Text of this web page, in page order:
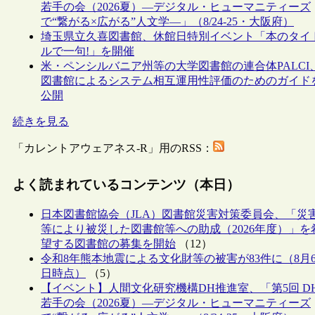
若手の会（2026夏）―デジタル・ヒューマニティーズ
で“繋がる×広がる”人文学―」（8/24-25・大阪府）
埼玉県立久喜図書館、休館日特別イベント「本のタイ
ルで一句!」を開催
米・ペンシルバニア州等の大学図書館の連合体PALCI、
図書館によるシステム相互運用性評価のためのガイド
公開
続きを見る
「カレントアウェアネス-R」用のRSS：
よく読まれているコンテンツ（本日）
日本図書館協会（JLA）図書館災害対策委員会、「災
等により被災した図書館等への助成（2026年度）」を
望する図書館の募集を開始 （12）
令和8年熊本地震による文化財等の被害が83件に（8月
日時点）
（5）
【イベント】人間文化研究機構DH推進室、「第5回
若手の会（2026夏）―デジタル・ヒューマニティーズ